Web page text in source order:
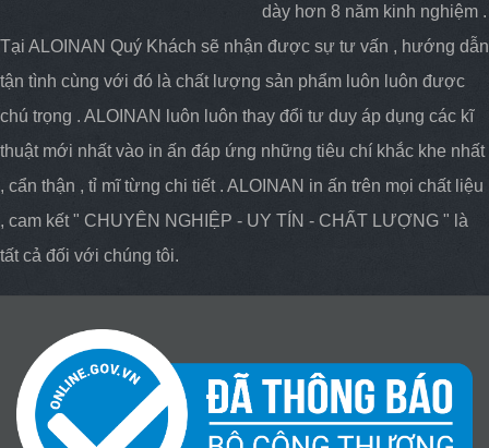
dày hơn 8 năm kinh nghiệm .
Tại ALOINAN Quý Khách sẽ nhận được sự tư vấn , hướng dẫn
tận tình cùng với đó là chất lượng sản phẩm luôn luôn được
chú trọng . ALOINAN luôn luôn thay đổi tư duy áp dụng các kĩ
thuật mới nhất vào in ấn đáp ứng những tiêu chí khắc khe nhất
, cẩn thận , tỉ mĩ từng chi tiết . ALOINAN in ấn trên mọi chất liệu
, cam kết " CHUYÊN NGHIỆP - UY TÍN - CHẤT LƯỢNG " là
tất cả đối với chúng tôi.